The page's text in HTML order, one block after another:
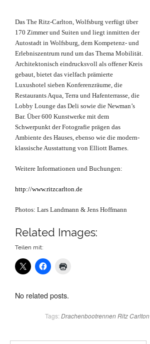
Das The Ritz-Carlton, Wolfsburg verfügt über
170 Zimmer und Suiten und liegt inmitten der
Autostadt in Wolfsburg, dem Kompetenz- und
Erlebniszentrum rund um das Thema Mobilität.
Architektonisch eindrucksvoll als offener Kreis
gebaut, bietet das vielfach prämierte
Luxushotel sieben Konferenzräume, die
Restaurants Aqua, Terra und Hafenterrasse, die
Lobby Lounge das Deli sowie die Newman’s
Bar. Über 600 Kunstwerke mit dem
Schwerpunkt der Fotografie prägen das
Ambiente des Hauses, ebenso wie die modern-
klassische Ausstattung von Elliott Barnes.
Weitere Informationen und Buchungen:
http://www.ritzcarlton.de
Photos: Lars Landmann & Jens Hoffmann
Related Images:
Teilen mit:
No related posts.
Tags: DrachenbootrennenRitz Carlton